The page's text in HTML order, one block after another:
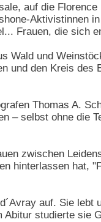
auf die Florence
Aktivistinnen
Frauen, die sich
Wald und
und den Kreis des
Thomas A.
– selbst ohne die
zwischen
hinterlassen hat,
auf. Sie lebt
Abitur studierte sie